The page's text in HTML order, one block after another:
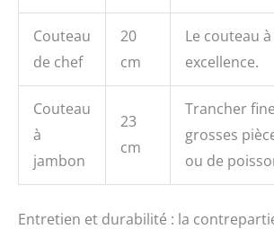
Couteau
de chef
20
cm
Le couteau
excellence.
Couteau
à
jambon
23
cm
Trancher
grosses
ou de
Entretien et durabilité : la